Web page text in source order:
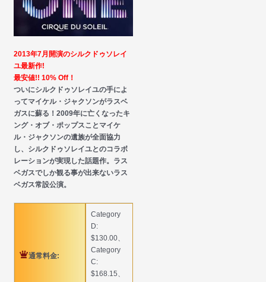
2013年7月開演のシルクドゥソレイ
ユ最新作!
最安値!! 10% Off！
ついにシルクドゥソレイユの手によ
ってマイケル・ジャクソンがラスベ
ガスに蘇る！2009年に亡くなったキ
ング・オブ・ポップスことマイケ
ル・ジャクソンの遺族が全面協力
し、シルクドゥソレイユとのコラボ
レーションが実現した話題作。ラス
ベガスでしか観る事が出来ないラス
ベガス常設公演。
通常料金:
Category
D:
$130.00、
Category
C:
$168.15、